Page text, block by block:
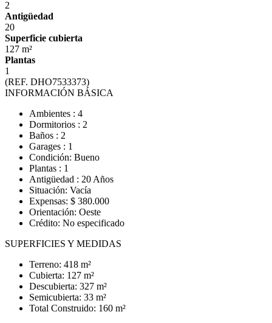
2
Antigüedad
20
Superficie cubierta
127 m²
Plantas
1
(REF. DHO7533373)
INFORMACIÓN BÁSICA
Ambientes : 4
Dormitorios : 2
Baños : 2
Garages : 1
Condición: Bueno
Plantas : 1
Antigüedad : 20 Años
Situación: Vacía
Expensas: $ 380.000
Orientación: Oeste
Crédito: No especificado
SUPERFICIES Y MEDIDAS
Terreno: 418 m²
Cubierta: 127 m²
Descubierta: 327 m²
Semicubierta: 33 m²
Total Construido: 160 m²